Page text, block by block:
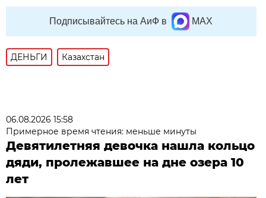
Подписывайтесь на АиФ в MAX
ДЕНЬГИ Казахстан
06.08.2026 15:58
Примерное время чтения: меньше минуты
Девятилетняя девочка нашла кольцо
дяди, пролежавшее на дне озера 10
лет